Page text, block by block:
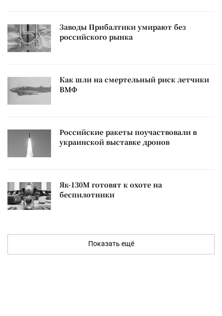
Заводы Прибалтики умирают без
российского рынка
Как шли на смертельный риск летчики
ВМФ
Российские ракеты поучаствовали в
украинской выставке дронов
Як-130М готовят к охоте на
беспилотники
Показать ещё